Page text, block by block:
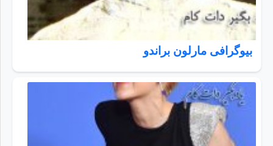
بیوگرافی مارلون براندو